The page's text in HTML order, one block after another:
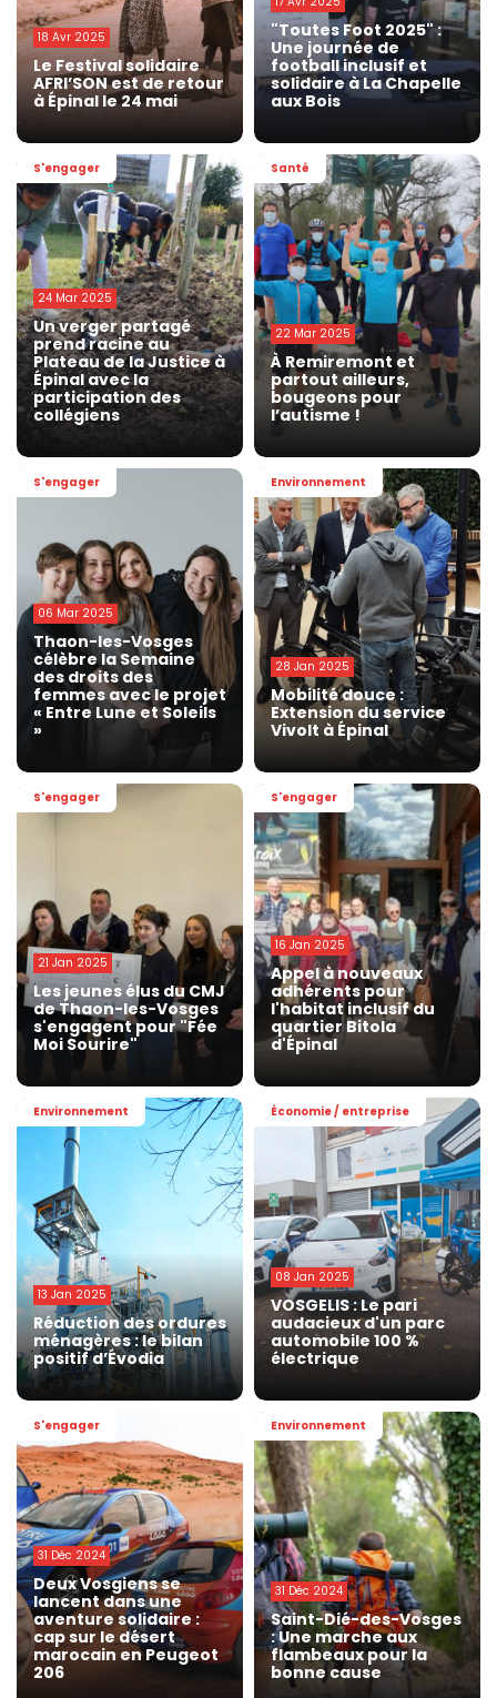
18 Avr 2025
Le Festival solidaire
AFRI’SON est de retour
à Épinal le 24 mai
"Toutes Foot 2025" :
Une journée de
football inclusif et
solidaire à La Chapelle
aux Bois
S'engager
24 Mar 2025
Un verger partagé
prend racine au
Plateau de la Justice à
Épinal avec la
participation des
collégiens
Santé
22 Mar 2025
À Remiremont et
partout ailleurs,
bougeons pour
l’autisme !
S'engager
06 Mar 2025
Thaon-les-Vosges
célèbre la Semaine
des droits des
femmes avec le projet
« Entre Lune et Soleils
»
Environnement
28 Jan 2025
Mobilité douce :
Extension du service
Vivolt à Épinal
S'engager
21 Jan 2025
Les jeunes élus du CMJ
de Thaon-les-Vosges
s'engagent pour "Fée
Moi Sourire"
S'engager
16 Jan 2025
Appel à nouveaux
adhérents pour
l'habitat inclusif du
quartier Bitola
d'Épinal
Environnement
13 Jan 2025
Réduction des ordures
ménagères : le bilan
positif d’Évodia
Économie / entreprise
08 Jan 2025
VOSGELIS : Le pari
audacieux d'un parc
automobile 100 %
électrique
S'engager
31 Déc 2024
Deux Vosgiens se
lancent dans une
aventure solidaire :
cap sur le désert
marocain en Peugeot
206
Environnement
31 Déc 2024
Saint-Dié-des-Vosges
: Une marche aux
flambeaux pour la
bonne cause